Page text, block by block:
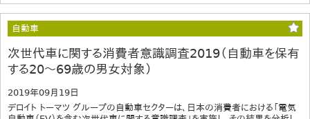
自動車
次世代車に関する消費者意識調査2019（自動車を保有
する20～69歳の男女対象）
2019年09月19日
デロイト トーマツ グループの自動車セクターは、日本の消費者における「電気